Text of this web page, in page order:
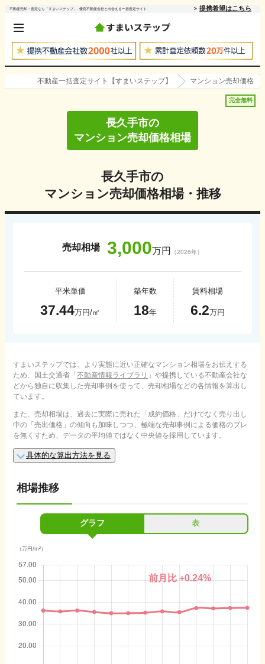
不動産売却・査定なら「すまいステップ」- 優良不動産会社と出会える一括査定サイト 提携希望はこちら
不動産一括査定サイト【すまいステップ】 マンション売却価格
完全無料
長久手市の
マンション売却価格相場
長久手市の
マンション売却価格相場・推移
売却相場 3,000万円 （2026年）
平米単価
37.44万円/㎡
築年数
18年
賃料相場
6.2万円
すまいステップでは、より実態に近い正確なマンション相場をお伝えする
ため、国土交通省「不動産情報ライブラリ 」や提携している不動産会社な
どから独自に収集した売却事例を使って、売却相場などの各情報を算出し
ています。
また、売却相場は、過去に実際に売れた「成約価格」だけでなく売り出し
中の「売出価格」の傾向も加味しつつ、極端な売却事例による価格のブレ
を無くすため、データの平均値ではなく中央値を採用しています。
具体的な算出方法を見る
相場推移
グラフ 表
（万円/m²）
前月比+0.24%